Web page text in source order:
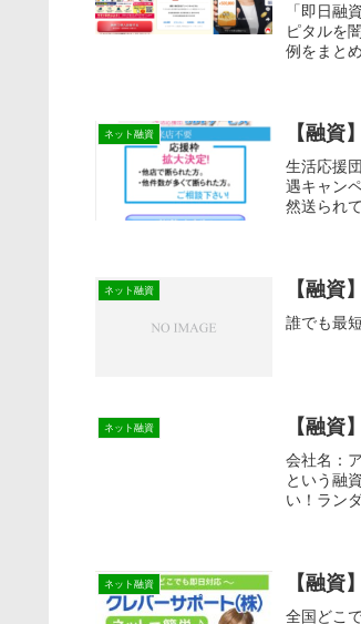
「即日融
ピタルを
例をまと
ネット融資 【融資
生活応援
遇キャン
然送られ
ネット融資 【融資
誰でも最
ネット融資 【融資
会社名：
という融
い！ラン
ネット融資 【融資
全国どこ